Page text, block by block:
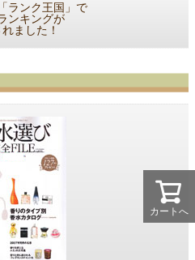
カートへ
ランク王国」で
ンキングが
ました！